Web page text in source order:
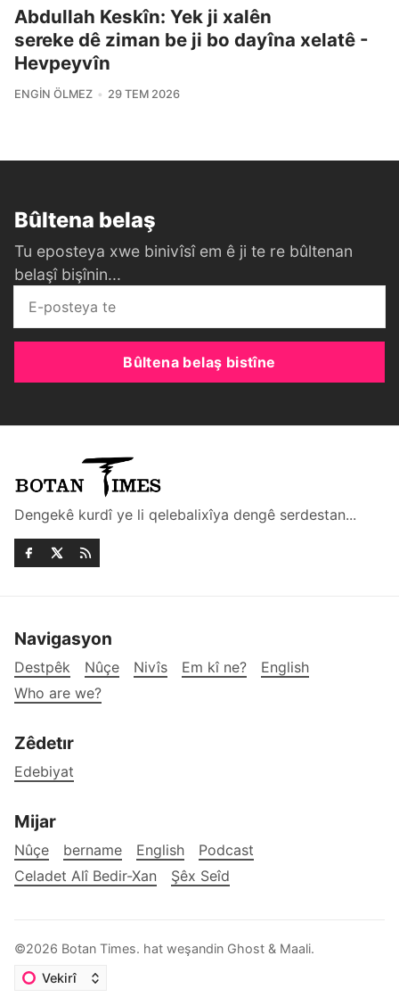
Abdullah Keskîn: Yek ji xalên
sereke dê ziman be ji bo dayîna xelatê -
Hevpeyvîn
ENGIN ÖLMEZ 29 TEM 2026
Bûltena belaş
Tu eposteya xwe binivîsî em ê ji te re bûltenan
belaşî bişînin...
Bûltena belaş bistîne
Dengekê kurdî ye li qelebalixîya dengê serdestan...
Navigasyon
Destpêk Nûçe Nivîs Em kî ne?
English
Who are we?
Zêdetır
Edebiyat
Mijar
Nûçe bername English
Podcast
Celadet Alî Bedir-Xan
Şêx Seîd
©2026 Botan Times. hat weşandin Ghost & Maali.